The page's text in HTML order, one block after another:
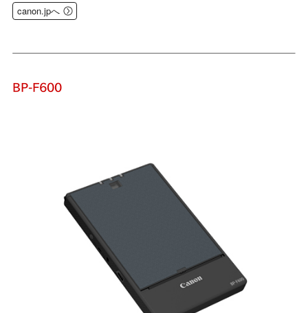
canon.jpへ
BP-F600